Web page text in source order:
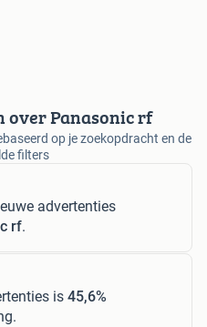
over Panasonic rf
op je zoekopdracht en de
filters
advertenties
rf.
is 45,6%